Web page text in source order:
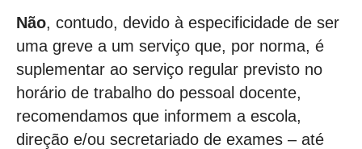
Não, contudo, devido à especificidade de ser
uma greve a um serviço que, por norma, é
suplementar ao serviço regular previsto no
horário de trabalho do pessoal docente,
recomendamos que informem a escola,
direção e/ou secretariado de exames – até